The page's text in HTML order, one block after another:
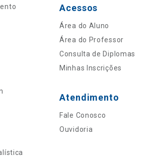
Acessos
Área do Aluno
Área do Professor
Consulta de Diplomas
Minhas Inscrições
Atendimento
Fale Conosco
Ouvidoria